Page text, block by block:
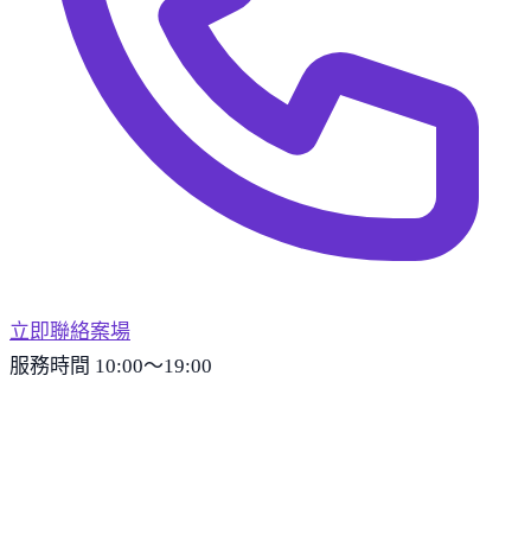
立即聯絡案場
服務時間 10:00～19:00